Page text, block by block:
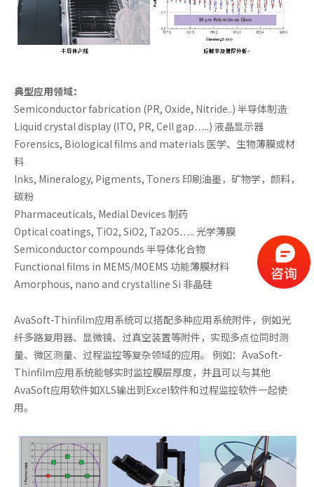
典型应用领域：
Semiconductor fabrication (PR, Oxide, Nitride..) 半导体制造
Liquid crystal display (ITO, PR, Cell gap…..) 液晶显示器
Forensics, Biological films and materials 医学、生物薄膜或材
料
Inks, Mineralogy, Pigments, Toners 印刷油墨，矿物学，颜料，
碳粉
Pharmaceuticals, Medial Devices 制药
Optical coatings, TiO2, SiO2, Ta2O5….. 光学薄膜
Semiconductor compounds 半导体化合物
Functional films in MEMS/MOEMS 功能薄膜材料
Amorphous, nano and crystalline Si 非晶硅
AvaSoft-Thinfilm应用系统可以搭配多种应用系统附件，例如光
纤多路复用器、显微镜、过真空装置等附件，实现多点位同时测
量、微区测量、过程监控等复杂领域的应用。 例如：AvaSoft-
Thinfilm应用系统能够实时监控膜层厚度，并且可以与其他
AvaSoft应用软件如XLS输出到Excel软件和过程监控软件一起使
用。